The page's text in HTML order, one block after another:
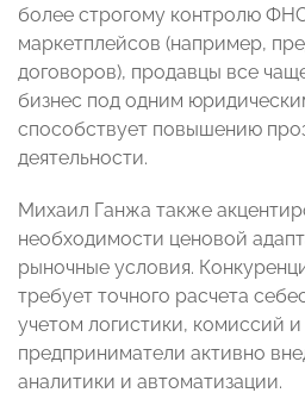
более строгому контролю
маркетплейсов (например,
договоров), продавцы все
бизнес под одним
способствует повышению
деятельности.
Михаил Ганжа также
необходимости ценовой
рыночные условия.
требует точного расчета
учетом логистики, комиссий и
предприниматели активно
аналитики и автоматизации.